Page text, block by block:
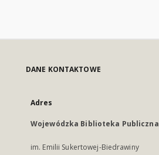
DANE KONTAKTOWE
Adres
Wojewódzka Biblioteka Publiczna
im. Emilii Sukertowej-Biedrawiny